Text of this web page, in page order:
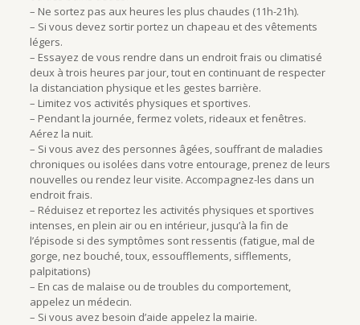
– Ne sortez pas aux heures les plus chaudes (11h-21h).
– Si vous devez sortir portez un chapeau et des vêtements
légers.
– Essayez de vous rendre dans un endroit frais ou climatisé
deux à trois heures par jour, tout en continuant de respecter
la distanciation physique et les gestes barrière.
– Limitez vos activités physiques et sportives.
– Pendant la journée, fermez volets, rideaux et fenêtres.
Aérez la nuit.
– Si vous avez des personnes âgées, souffrant de maladies
chroniques ou isolées dans votre entourage, prenez de leurs
nouvelles ou rendez leur visite. Accompagnez-les dans un
endroit frais.
– Réduisez et reportez les activités physiques et sportives
intenses, en plein air ou en intérieur, jusqu’à la fin de
l’épisode si des symptômes sont ressentis (fatigue, mal de
gorge, nez bouché, toux, essoufflements, sifflements,
palpitations)
– En cas de malaise ou de troubles du comportement,
appelez un médecin.
– Si vous avez besoin d’aide appelez la mairie.